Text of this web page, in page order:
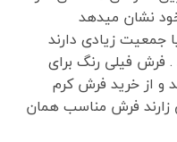
نشان میدهد
جمعیت زیادی دارند
. فرش فیلی رنگ برای
و از خرید فرش کرم
فرش مناسب همان